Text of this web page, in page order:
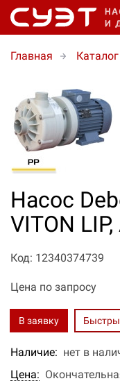
Главная Каталог
Насос
VITON LIP,
Код: 12340374739
Цена по запросу
В заявку
Наличие: нет в
Цена: